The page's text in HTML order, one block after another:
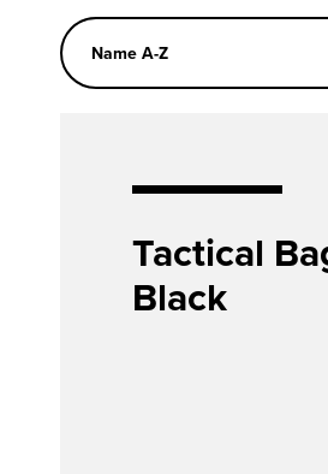
Tactical
Black